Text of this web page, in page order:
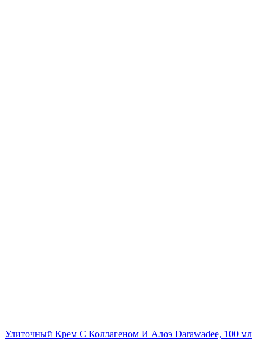
Улиточный Крем С Коллагеном И Алоэ Darawadee, 100 мл